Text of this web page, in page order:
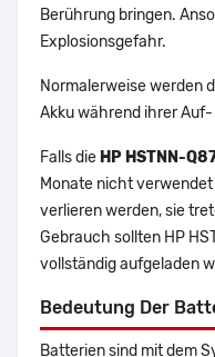
Berührung bringen.
Explosionsgefahr.
Normalerweise werden
Akku während ihrer
Falls die HP HSTNN-
Monate nicht
verlieren werden, sie
Gebrauch sollten HP
vollständig aufgeladen
Bedeutung Der
Batterien sind mit dem